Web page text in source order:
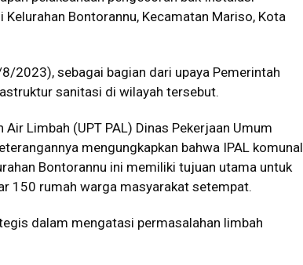
Bontorannu, Kecamatan Mariso, Kota
2023), sebagai bagian dari upaya Pemerintah
sanitasi di wilayah tersebut.
Limbah (UPT PAL) Dinas Pekerjaan Umum
mengungkapkan bahwa IPAL komunal
Bontorannu ini memiliki tujuan utama untuk
150 rumah warga masyarakat setempat.
dalam mengatasi permasalahan limbah